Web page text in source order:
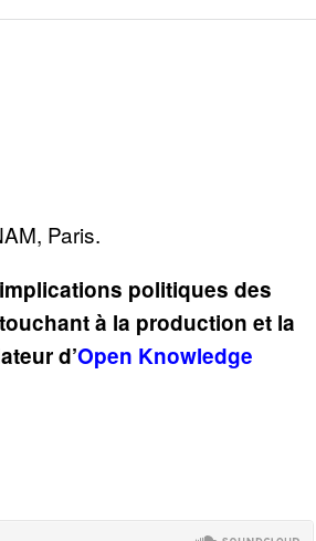
Paris.
politiques des
à la production et la
d’Open Knowledge